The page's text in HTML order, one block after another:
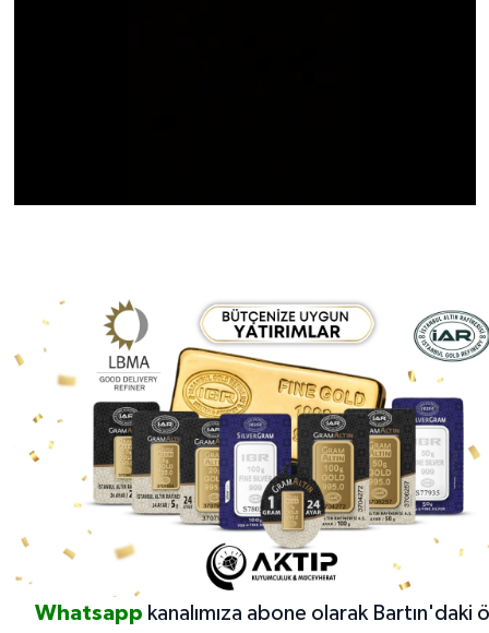
Whatsapp kanalımıza abone olarak Bartın'daki